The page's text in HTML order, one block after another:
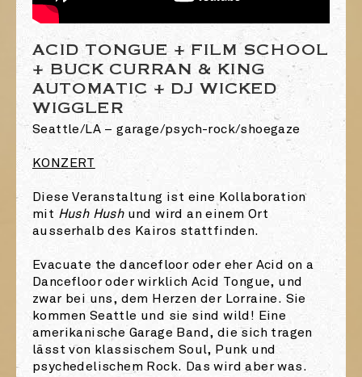
ACID TONGUE + FILM SCHOOL
+ BUCK CURRAN & KING
AUTOMATIC + DJ WICKED
WIGGLER
Seattle/LA – garage/psych-rock/shoegaze
KONZERT
Diese Veranstaltung ist eine Kollaboration
mit Hush Hushund wird an einem Ort
ausserhalb des Kairos stattfinden.
Evacuate the dancefloor oder eher Acid on a
Dancefloor oder wirklich Acid Tongue, und
zwar bei uns, dem Herzen der Lorraine. Sie
kommen Seattle und sie sind wild! Eine
amerikanische Garage Band, die sich tragen
lässt von klassischem Soul, Punk und
psychedelischem Rock. Das wird aber was.